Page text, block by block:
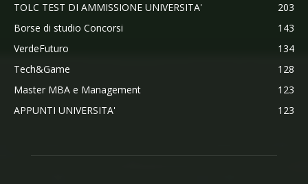
TOLC TEST DI AMMISSIONE UNIVERSITA'
203
Borse di studio Concorsi
143
VerdeFuturo
134
Tech&Game
128
Master MBA e Management
123
APPUNTI UNIVERSITA'
123